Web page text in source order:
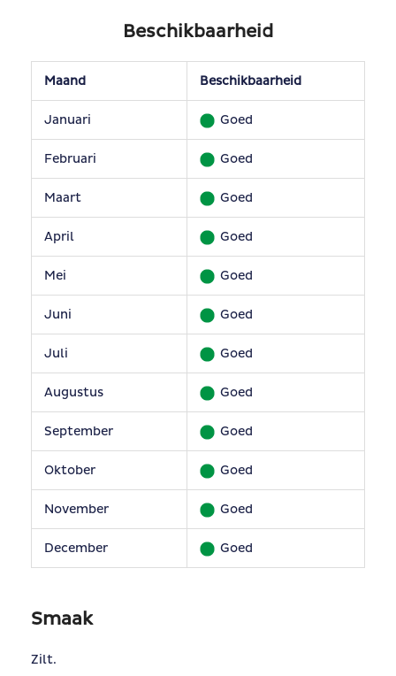
Beschikbaarheid
Maand Beschikbaarheid
Januari Goed
Februari Goed
Maart Goed
April Goed
Mei Goed
Juni Goed
Juli Goed
Augustus Goed
September Goed
Oktober Goed
November Goed
December Goed
Smaak
Zilt.